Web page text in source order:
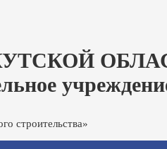
строительства»